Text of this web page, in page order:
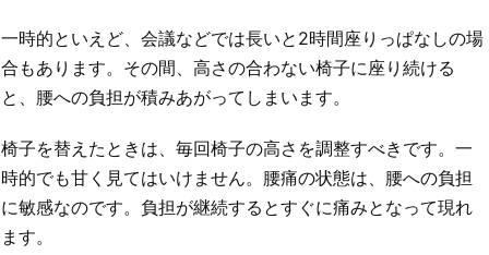
一時的といえど、会議などでは長いと2時間座りっぱなしの場
合もあります。その間、高さの合わない椅子に座り続ける
と、腰への負担が積みあがってしまいます。
椅子を替えたときは、毎回椅子の高さを調整すべきです。一
時的でも甘く見てはいけません。腰痛の状態は、腰への負担
に敏感なのです。負担が継続するとすぐに痛みとなって現れ
ます。